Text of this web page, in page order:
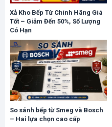
Xả Kho Bếp Từ Chính Hãng Giá
Tốt – Giảm Đến 50%, Số Lượng
Có Hạn
So sánh bếp từ Smeg và Bosch
– Hai lựa chọn cao cấp